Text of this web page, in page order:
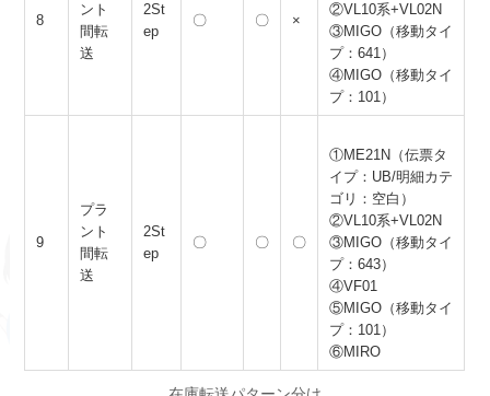
8
ント
間転
送
2St
ep
〇 〇 ×
②VL10系+VL02N
③MIGO（移動タイ
プ：641）
④MIGO（移動タイ
プ：101）
9
プラ
ント
間転
送
2St
ep
〇 〇 〇
①ME21N（伝票タ
イプ：UB/明細カテ
ゴリ：空白）
②VL10系+VL02N
③MIGO（移動タイ
プ：643）
④VF01
⑤MIGO（移動タイ
プ：101）
⑥MIRO